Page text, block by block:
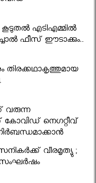
എടിഎമ്മിൽ
ഫീസ് ഈടാക്കും..
തിരക്കഥാകൃത്തുമായ
വരുന്ന
കോവിഡ് നെഗറ്റീവ്
വീരമൃത്യു ;